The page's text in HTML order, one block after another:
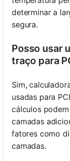
determinar a
segura.
Posso usar
traço para
Sim,
usadas para
cálculos
camadas
fatores como
camadas.